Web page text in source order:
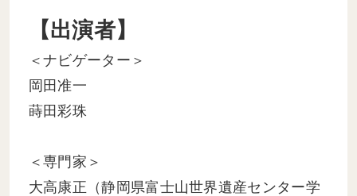
【出演者】
＜ナビゲーター＞
岡田准一
蒔田彩珠
＜専門家＞
大高康正（静岡県富士山世界遺産センター学